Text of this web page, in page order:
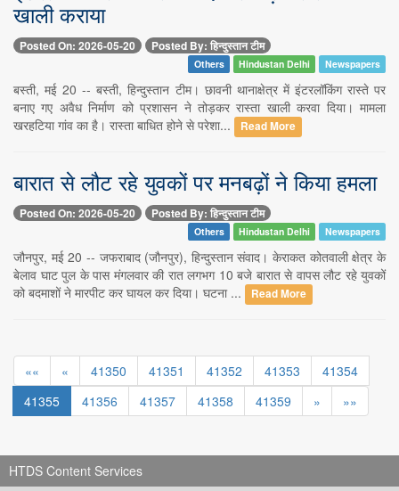
खाली कराया
Posted On: 2026-05-20 Posted By: हिन्दुस्तान टीम
Others Hindustan Delhi Newspapers
बस्ती, मई 20 -- बस्ती, हिन्दुस्तान टीम। छावनी थानाक्षेत्र में इंटरलॉकिंग रास्ते पर
बनाए गए अवैध निर्माण को प्रशासन ने तोड़कर रास्ता खाली करवा दिया। मामला
खरहटिया गांव का है। रास्ता बाधित होने से परेशा...
Read More
बारात से लौट रहे युवकों पर मनबढ़ों ने किया हमला
Posted On: 2026-05-20 Posted By: हिन्दुस्तान टीम
Others Hindustan Delhi Newspapers
जौनपुर, मई 20 -- जफराबाद (जौनपुर), हिन्दुस्तान संवाद। केराकत कोतवाली क्षेत्र के
बेलाव घाट पुल के पास मंगलवार की रात लगभग 10 बजे बारात से वापस लौट रहे युवकों
को बदमाशों ने मारपीट कर घायल कर दिया। घटना ...
Read More
«« « 41350 41351 41352 41353
41354
41355
41356 41357 41358 41359 » »»
HTDS Content Services